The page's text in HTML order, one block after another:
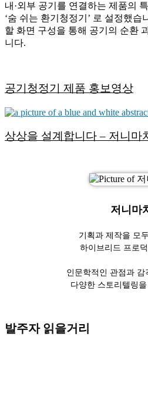
내·외부 공기를 연결하는 제품의
‘숨 쉬는 환기청정기’ 로 설정했습
할 화면 구성을 통해 공기의 순환
니다.
공기청정기 제품 홍보영상
상상을 설계합니다 – 저니마
저니마
기획과 제작을 모
하이브리드 프로
인문학적인 관점과 감
다양한 스토리텔링
발주자 읽을거리